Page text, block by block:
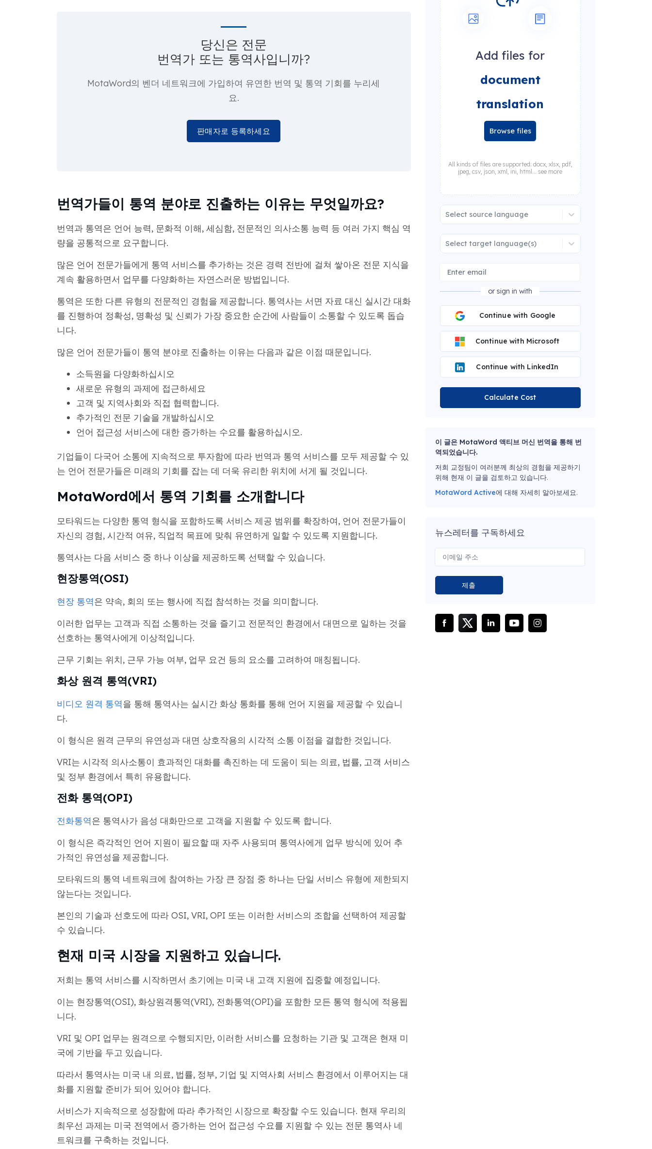
당신은 전문
번역가 또는 통역사입니까?
MotaWord의 벤더 네트워크에 가입하여 유연한 번역 및 통역 기회를 누리세
요.
판매자로 등록하세요
번역가들이 통역 분야로 진출하는 이유는 무엇일까요?
번역과 통역은 언어 능력, 문화적 이해, 세심함, 전문적인 의사소통 능력 등 여러 가지 핵심 역
량을 공통적으로 요구합니다.
많은 언어 전문가들에게 통역 서비스를 추가하는 것은 경력 전반에 걸쳐 쌓아온 전문 지식을
계속 활용하면서 업무를 다양화하는 자연스러운 방법입니다.
통역은 또한 다른 유형의 전문적인 경험을 제공합니다. 통역사는 서면 자료 대신 실시간 대화
를 진행하여 정확성, 명확성 및 신뢰가 가장 중요한 순간에 사람들이 소통할 수 있도록 돕습
니다.
많은 언어 전문가들이 통역 분야로 진출하는 이유는 다음과 같은 이점 때문입니다.
소득원을 다양화하십시오
새로운 유형의 과제에 접근하세요
고객 및 지역사회와 직접 협력합니다.
추가적인 전문 기술을 개발하십시오
언어 접근성 서비스에 대한 증가하는 수요를 활용하십시오.
기업들이 다국어 소통에 지속적으로 투자함에 따라 번역과 통역 서비스를 모두 제공할 수 있
는 언어 전문가들은 미래의 기회를 잡는 데 더욱 유리한 위치에 서게 될 것입니다.
MotaWord에서 통역 기회를 소개합니다
모타워드는 다양한 통역 형식을 포함하도록 서비스 제공 범위를 확장하여, 언어 전문가들이
자신의 경험, 시간적 여유, 직업적 목표에 맞춰 유연하게 일할 수 있도록 지원합니다.
통역사는 다음 서비스 중 하나 이상을 제공하도록 선택할 수 있습니다.
현장통역(OSI)
현장 통역은 약속, 회의 또는 행사에 직접 참석하는 것을 의미합니다.
이러한 업무는 고객과 직접 소통하는 것을 즐기고 전문적인 환경에서 대면으로 일하는 것을
선호하는 통역사에게 이상적입니다.
근무 기회는 위치, 근무 가능 여부, 업무 요건 등의 요소를 고려하여 매칭됩니다.
화상 원격 통역(VRI)
비디오 원격 통역을 통해 통역사는 실시간 화상 통화를 통해 언어 지원을 제공할 수 있습니
다.
이 형식은 원격 근무의 유연성과 대면 상호작용의 시각적 소통 이점을 결합한 것입니다.
VRI는 시각적 의사소통이 효과적인 대화를 촉진하는 데 도움이 되는 의료, 법률, 고객 서비스
및 정부 환경에서 특히 유용합니다.
전화 통역(OPI)
전화통역은 통역사가 음성 대화만으로 고객을 지원할 수 있도록 합니다.
이 형식은 즉각적인 언어 지원이 필요할 때 자주 사용되며 통역사에게 업무 방식에 있어 추
가적인 유연성을 제공합니다.
모타워드의 통역 네트워크에 참여하는 가장 큰 장점 중 하나는 단일 서비스 유형에 제한되지
않는다는 것입니다.
본인의 기술과 선호도에 따라 OSI, VRI, OPI 또는 이러한 서비스의 조합을 선택하여 제공할
수 있습니다.
현재 미국 시장을 지원하고 있습니다.
저희는 통역 서비스를 시작하면서 초기에는 미국 내 고객 지원에 집중할 예정입니다.
이는 현장통역(OSI), 화상원격통역(VRI), 전화통역(OPI)을 포함한 모든 통역 형식에 적용됩
니다.
VRI 및 OPI 업무는 원격으로 수행되지만, 이러한 서비스를 요청하는 기관 및 고객은 현재 미
국에 기반을 두고 있습니다.
따라서 통역사는 미국 내 의료, 법률, 정부, 기업 및 지역사회 서비스 환경에서 이루어지는 대
화를 지원할 준비가 되어 있어야 합니다.
서비스가 지속적으로 성장함에 따라 추가적인 시장으로 확장할 수도 있습니다. 현재 우리의
최우선 과제는 미국 전역에서 증가하는 언어 접근성 수요를 지원할 수 있는 전문 통역사 네
트워크를 구축하는 것입니다.
Add files for
document
translation
Browse files
All kinds of files are supported: docx, xlsx, pdf,
jpeg, csv, json, xml, ini, html... see more
Select source language
Select target language(s)
or sign in with
Continue with Google
Continue with Microsoft
Continue with LinkedIn
Calculate Cost
이 글은 MotaWord 액티브 머신 번역을 통해 번
역되었습니다.
저희 교정팀이 여러분께 최상의 경험을 제공하기
위해 현재 이 글을 검토하고 있습니다.
MotaWord Active에 대해 자세히 알아보세요.
뉴스레터를 구독하세요
제출